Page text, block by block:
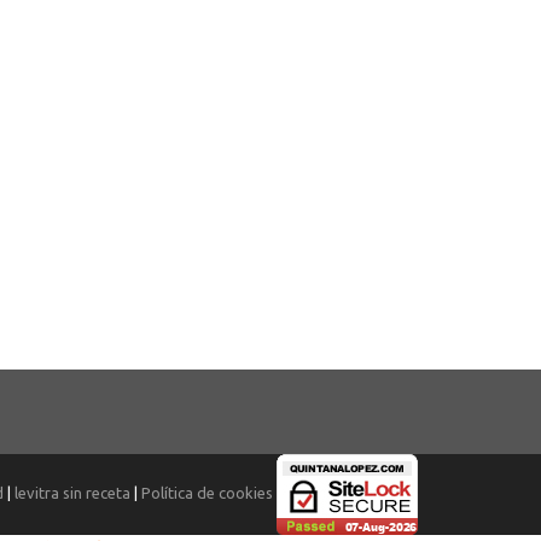
| levitra sin receta | Política de cookies